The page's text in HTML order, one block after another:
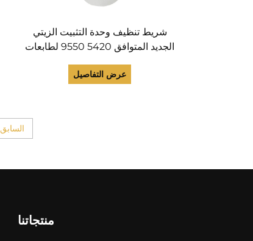
شريط تنظيف وحدة التثبيت الزيتي
الجديد المتوافق 5420 9550 لطابعات
وأجزاء ماكينات النسخ زيت السيليكون
عرض التفاصيل
السابق
منتجاتنا